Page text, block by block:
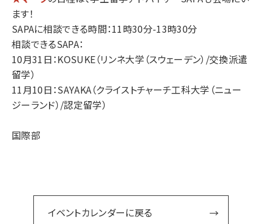
ます！
SAPAに相談できる時間：11時30分-13時30分
相談できるSAPA：
10月31日：KOSUKE（リンネ大学（スウェーデン）/交換派遣
留学）
11月10日：SAYAKA（クライストチャーチ工科大学（ニュー
ジーランド）/認定留学）
国際部
イベントカレンダーに戻る